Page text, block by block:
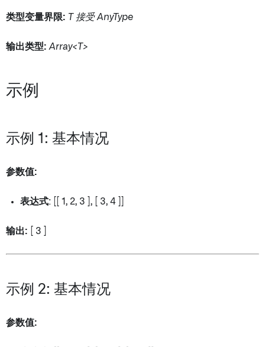
类型变量界限: T 接受 AnyType
输出类型: Array<T>
示例
示例 1: 基本情况
参数值:
表达式: [[ 1, 2, 3 ], [ 3, 4 ]]
输出: [ 3 ]
示例 2: 基本情况
参数值: